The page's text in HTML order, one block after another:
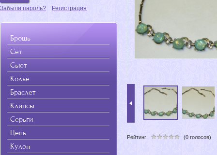
Забыли пароль? Регистрация
Брошь
Сет
Сьют
Колье
Браслет
Клипсы
Серьги
Цепь
Кулон
Рейтинг: (0 голосов)